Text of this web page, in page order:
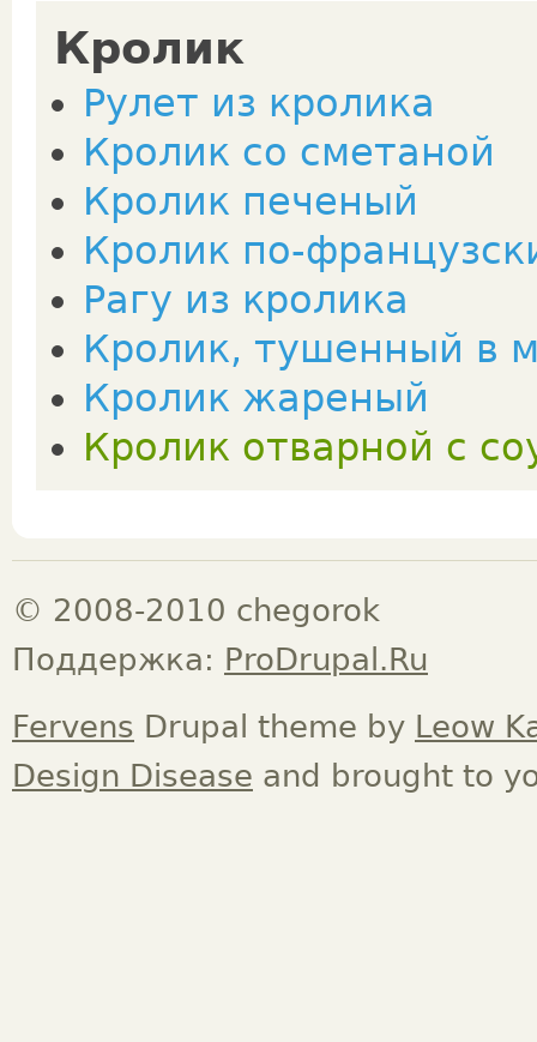
Кролик
Рулет из кролика
Кролик со сметаной
Кролик печеный
Кролик по-
Рагу из кролика
Кролик, тушенный в
Кролик жареный
Кролик отварной с
© 2008-2010 chegorok
Поддержка: ProDrupal.Ru
Fervens Drupal theme by Leow
Design Disease and brought to